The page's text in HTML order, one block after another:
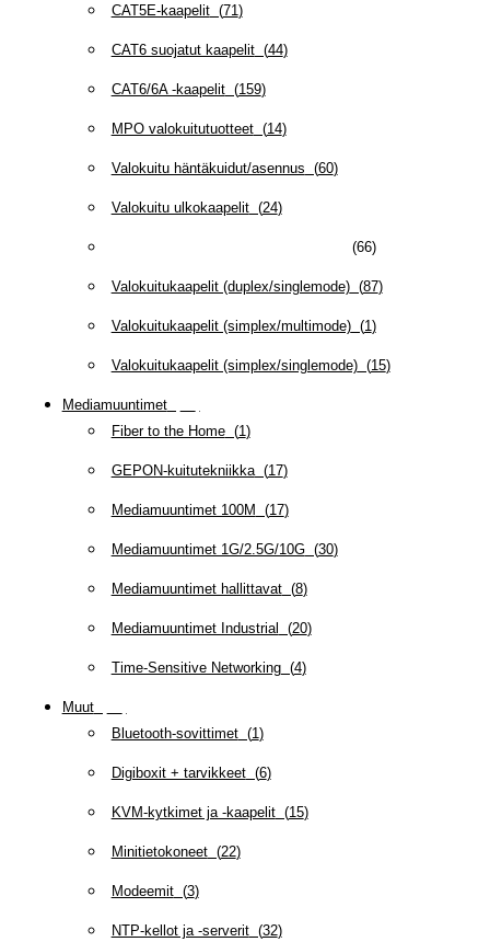
CAT5E-kaapelit(71 )
CAT6 suojatut kaapelit(44)
CAT6/6A -kaapelit(159)
MPO valokuitutuotteet(14)
Valokuitu häntäkuidut/asennus (60)
Valokuitu ulkokaapelit(24)
(66)
Valokuitukaapelit (duplex/singlemode)(87)
Valokuitukaapelit (simplex/multimode)(1 )
Valokuitukaapelit (simplex/singlemode)(15)
Mediamuuntimet(
Fiber to the Home(1 )
GEPON-kuitutekniikka(17)
Mediamuuntimet 100M (17)
Mediamuuntimet 1G/2.5G/10G(30)
Mediamuuntimet hallittavat(8)
Mediamuuntimet Industrial (20)
Time-Sensitive Networking(4)
Muut(
Bluetooth-sovittimet(1 )
Digiboxit + tarvikkeet(6)
KVM-kytkimet ja -kaapelit(15)
Minitietokoneet(22)
Modeemit(3)
NTP-kellot ja -serverit(32)